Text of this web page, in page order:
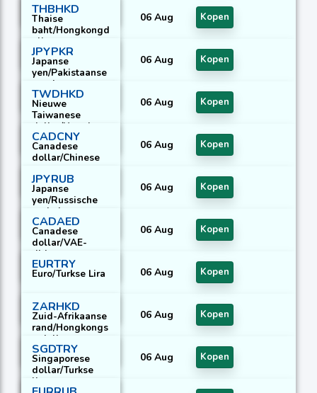
THBHKD
Thaise
baht/Hongkongd
ollar
06 Aug Kopen
JPYPKR
Japanse
yen/Pakistaanse
roepie
06 Aug Kopen
TWDHKD
Nieuwe
Taiwanese
dollar/Hongkon
gdollar
06 Aug Kopen
CADCNY
Canadese
dollar/Chinese
06 Aug Kopen
JPYRUB
Japanse
yen/Russische
roebel
06 Aug Kopen
CADAED
Canadese
dollar/VAE-
dirham
06 Aug Kopen
EURTRY
Euro/Turkse Lira 06 Aug Kopen
ZARHKD
Zuid-Afrikaanse
rand/Hongkongs
e dollar
06 Aug Kopen
SGDTRY
Singaporese
dollar/Turkse
lira
06 Aug Kopen